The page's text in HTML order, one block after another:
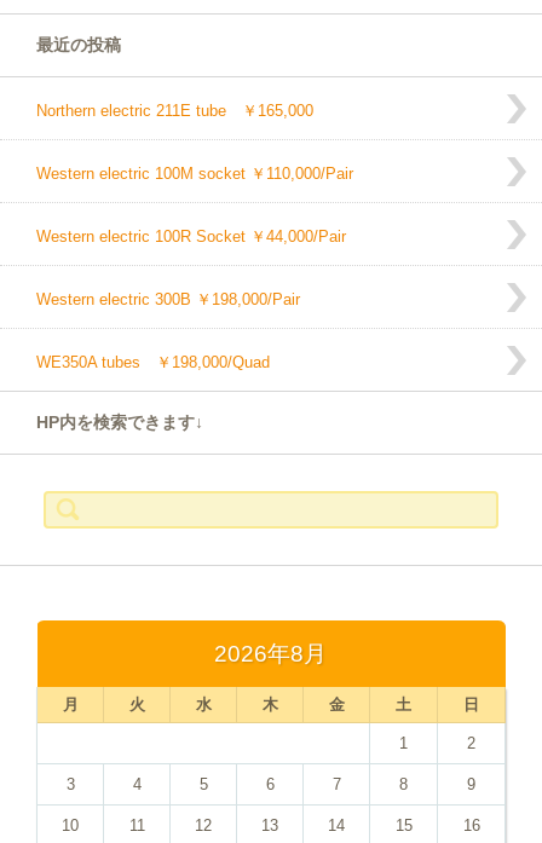
最近の投稿
Northern electric 211E tube ￥165,000
Western electric 100M socket ￥110,000/Pair
Western electric 100R Socket ￥44,000/Pair
Western electric 300B ￥198,000/Pair
WE350A tubes ￥198,000/Quad
HP内を検索できます↓
索:
2026年8月
月 火 水 木 金 土 日
1 2
3 4 5 6 7 8 9
10 11 12 13 14 15 16